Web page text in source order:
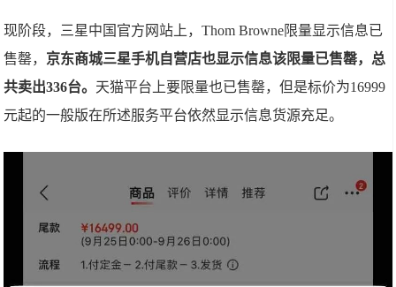
现阶段，三星中国官方网站上，Thom Browne限量显示信息已
售罄， 京东商城三星手机自营店也显示信息该限量已售罄，总
共卖出336台。 天猫平台上要限量也已售罄，但是标价为16999
元起的一般版在所述服务平台依然显示信息货源充足。